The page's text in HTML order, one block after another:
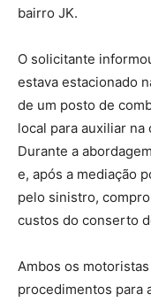
bairro JK.
O solicitante
estava estacionado
de um posto de
local para auxiliar
Durante a
e, após a mediação
pelo sinistro,
custos do conserto
Ambos os
procedimentos para